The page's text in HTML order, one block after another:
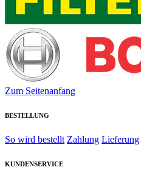
Zum Seitenanfang
BESTELLUNG
So wird bestellt Zahlung Lieferung
KUNDENSERVICE